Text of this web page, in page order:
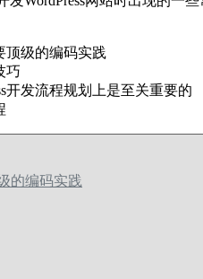
顶级的编码实践
巧
开发流程规划上是至关重要的
的编码实践